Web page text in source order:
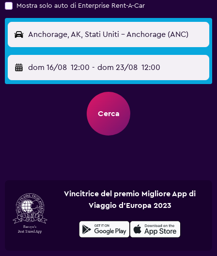
Mostra solo auto di Enterprise Rent-A-Car
Anchorage, AK, Stati Uniti - Anchorage (ANC)
dom 16/08 12:00 - dom 23/08 12:00
Cerca
Vincitrice del premio Migliore App di
Viaggio d'Europa 2023